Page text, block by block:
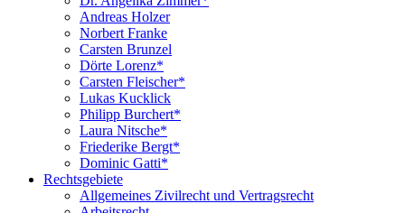
Andreas Holzer
Norbert Franke
Carsten Brunzel
Dörte Lorenz*
Carsten Fleischer*
Lukas Kucklick
Philipp Burchert*
Laura Nitsche*
Friederike Bergt*
Dominic Gatti*
Rechtsgebiete
Allgemeines Zivilrecht und Vertragsrecht